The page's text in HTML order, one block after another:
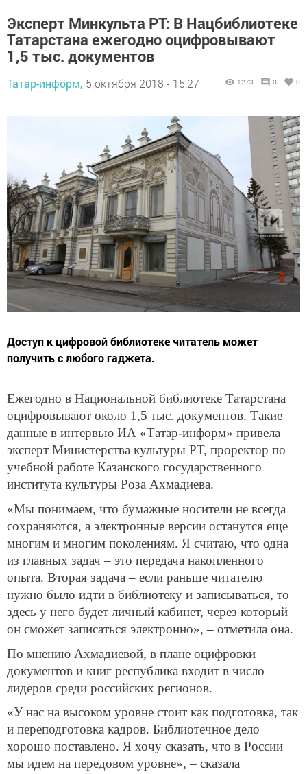
Эксперт Минкульта РТ: В Нацбиблиотеке
Татарстана ежегодно оцифровывают
1,5 тыс. документов
Татар-информ, 5 октября 2018 - 15:27 1273 0 0
Доступ к цифровой библиотеке читатель может
получить с любого гаджета.
Ежегодно в Национальной библиотеке Татарстана
оцифровывают около 1,5 тыс. документов. Такие
данные в интервью ИА «Татар-информ» привела
эксперт Министерства культуры РТ, проректор по
учебной работе Казанского государственного
института культуры Роза Ахмадиева.
«Мы понимаем, что бумажные носители не всегда
сохраняются, а электронные версии останутся еще
многим и многим поколениям. Я считаю, что одна
из главных задач – это передача накопленного
опыта. Вторая задача – если раньше читателю
нужно было идти в библиотеку и записываться, то
здесь у него будет личный кабинет, через который
он сможет записаться электронно», – отметила она.
По мнению Ахмадиевой, в плане оцифровки
документов и книг республика входит в число
лидеров среди российских регионов.
«У нас на высоком уровне стоит как подготовка, так
и переподготовка кадров. Библиотечное дело
хорошо поставлено. Я хочу сказать, что в России
мы идем на передовом уровне», – сказала